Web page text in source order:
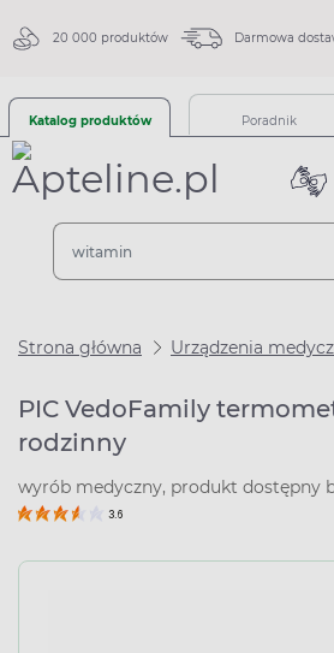
20 000 produktów Darmowa
Katalog produktów Poradnik
Strona główna Urządzenia
PIC VedoFamily
rodzinny
wyrób medyczny, produkt dostępny
3.6